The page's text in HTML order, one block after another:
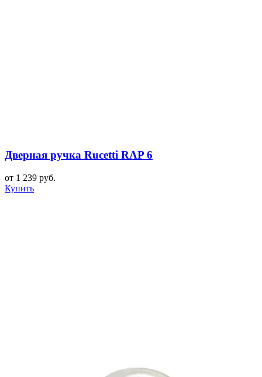
Дверная ручка Rucetti RAP 6
от 1 239 руб.
Купить